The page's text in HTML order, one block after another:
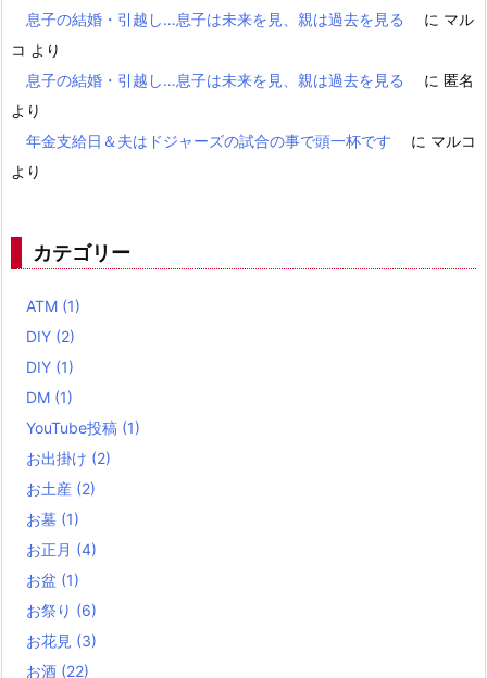
息子の結婚・引越し…息子は未来を見、親は過去を見る
に マル
コ より
息子の結婚・引越し…息子は未来を見、親は過去を見る
に 匿名
より
年金支給日＆夫はドジャーズの試合の事で頭一杯です
に マルコ
より
カテゴリー
ATM (1)
DIY (2)
DIY (1)
DM (1)
YouTube投稿 (1)
お出掛け (2)
お土産 (2)
お墓 (1)
お正月 (4)
お盆 (1)
お祭り (6)
お花見 (3)
お酒 (22)